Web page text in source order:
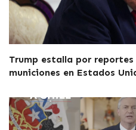
Trump estalla por reportes
municiones en Estados